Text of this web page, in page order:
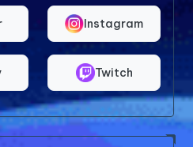
Instagram
Twitch